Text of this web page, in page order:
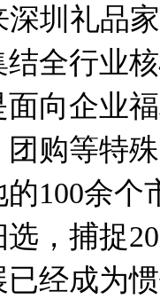
圳礼品家
全行业
向企业
购等特
100余
，捕捉
经成为